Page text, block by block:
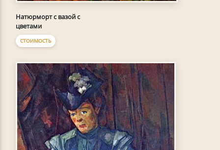
Натюрморт с вазой с
цветами
СТОИМОСТЬ